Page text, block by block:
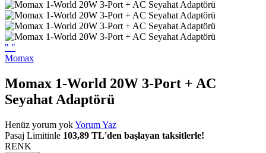
" "
Momax
Momax 1-World 20W 3-Port + AC
Seyahat Adaptörü
Henüz yorum yokYorum Yaz
Pasaj Limitinle 103,89 TL'den başlayan taksitlerle!
RENK